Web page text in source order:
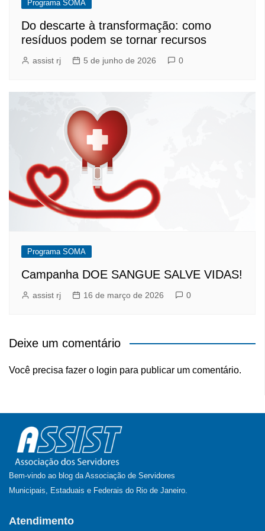
Programa SOMA
Do descarte à transformação: como
resíduos podem se tornar recursos
assist rj 5 de junho de 2026 0
Programa SOMA
Campanha DOE SANGUE SALVE VIDAS!
assist rj 16 de março de 2026 0
Deixe um comentário
Você precisa fazer o login para publicar um comentário.
Bem-vindo ao blog da Associação de Servidores
Municipais, Estaduais e Federais do Rio de Janeiro.
Atendimento